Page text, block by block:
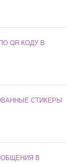
QR КОДУ В
СТИКЕРЫ
В